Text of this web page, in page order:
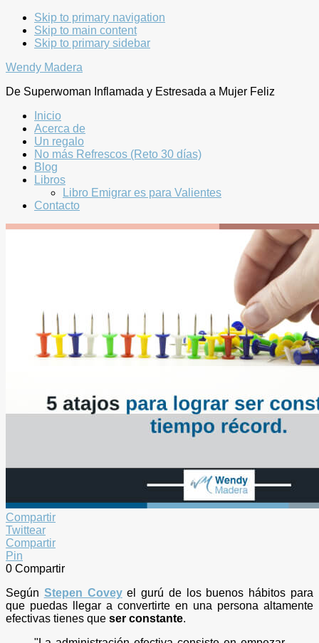
Skip to primary navigation
Skip to main content
Skip to primary sidebar
Wendy Madera
De Superwoman Inflamada y Estresada a Mujer Feliz
Inicio
Acerca de
Un regalo
No más Refrescos (Reto 30 días)
Blog
Libros
Libro Emigrar es para Valientes
Contacto
Compartir
Twittear
Compartir
Pin
0 Compartir
Según Stepen Coveyel gurú de los buenos hábitos para
que puedas llegar a convertirte en una persona altamente
efectivas tienes que ser constante.